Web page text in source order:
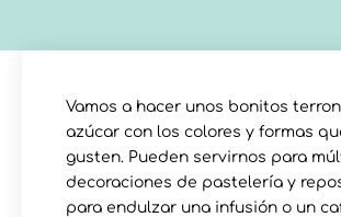
Vamos a hacer unos bonitos
azúcar con los colores y formas
gusten. Pueden servirnos para
decoraciones de pastelería y
para endulzar una infusión o un